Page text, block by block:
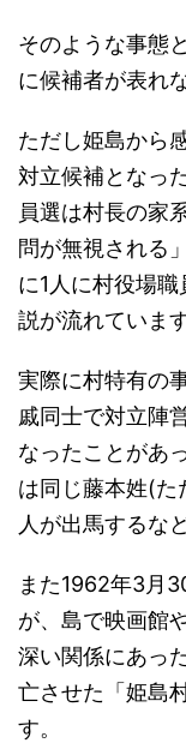
そのような事態
に候補者が表れ
ただし姫島から
対立候補となっ
員選は村長の家
問が無視される
に1人に村役場
説が流れています
実際に村特有の
戚同士で対立陣
なったことがあ
は同じ藤本姓(た
人が出馬するな
また1962年3月
が、島で映画館
深い関係にあっ
亡させた「姫島
す。